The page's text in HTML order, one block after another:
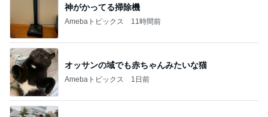
神がかってる掃除機
Amebaトピックス 11時間前
オッサンの域でも赤ちゃんみたいな猫
Amebaトピックス 1日前